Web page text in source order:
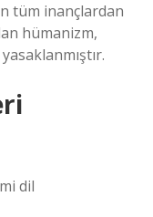
tüm inançlardan
hümanizm,
dil